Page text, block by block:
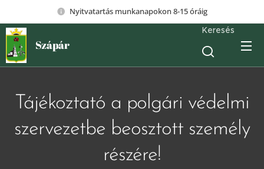
Nyitvatartás munkanapokon 8-15 óráig
Szápár
Keresés
Tájékoztató a polgári védelmi
szervezetbe beosztott személy
részére!